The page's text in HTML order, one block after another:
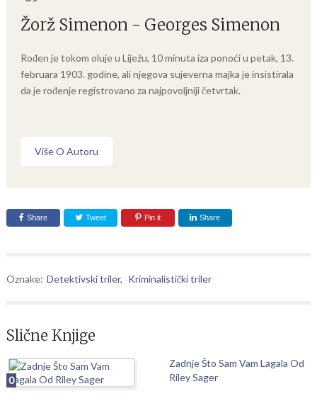
Žorž Simenon - Georges Simenon
Rođen je tokom oluje u Liježu, 10 minuta iza ponoći u petak, 13.
februara 1903. godine, ali njegova sujeverna majka je insistirala
da je rođenje registrovano za najpovoljniji četvrtak.
Više O Autoru
Share Tweet Pin it Share
Oznake: Detektivski triler, Kriminalistički triler
Slične Knjige
0
Zadnje Što Sam Vam Lagala Od
Riley Sager